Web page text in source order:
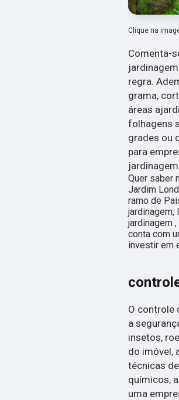
Clique na
Comenta-
regra.
grama,
áreas
folhagens
grades ou
para
Quer saber
Jardim
ramo de
jardinagem
conta com
investir em
O controle
a
insetos,
do imóvel,
técnicas
químicos,
uma